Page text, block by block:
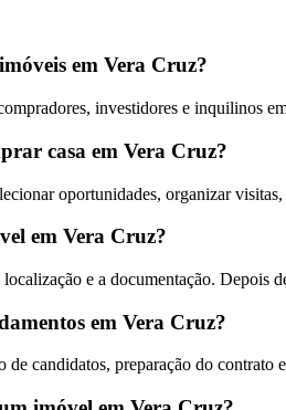
em Vera Cruz?
investidores e inquilinos
casa em Vera Cruz?
oportunidades, organizar
em Vera Cruz?
e a documentação. Depois
em Vera Cruz?
candidatos, preparação do